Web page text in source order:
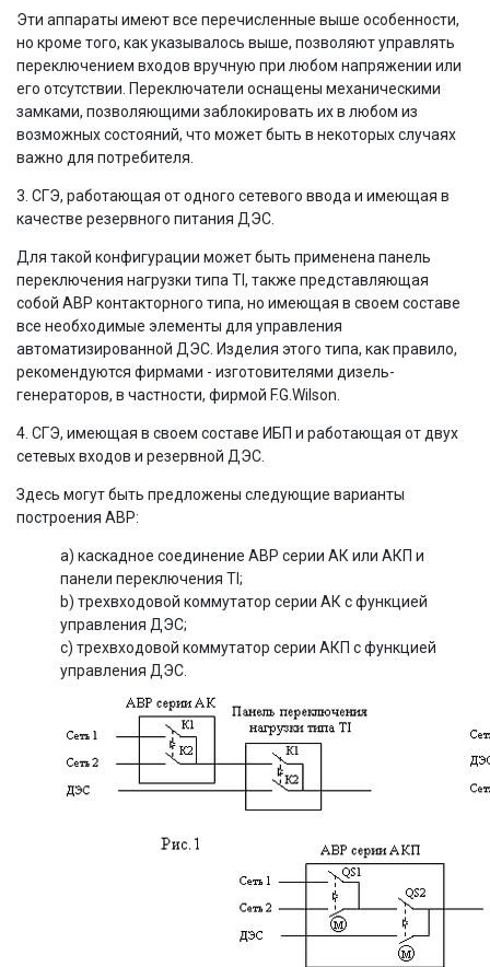
Эти аппараты имеют все перечисленные выше особенности,
но кроме того, как указывалось выше, позволяют управлять
переключением входов вручную при любом напряжении или
его отсутствии. Переключатели оснащены механическими
замками, позволяющими заблокировать их в любом из
возможных состояний, что может быть в некоторых случаях
важно для потребителя.
3. СГЭ, работающая от одного сетевого ввода и имеющая в
качестве резервного питания ДЭС.
Для такой конфигурации может быть применена панель
переключения нагрузки типа TI, также представляющая
собой АВР контакторного типа, но имеющая в своем составе
все необходимые элементы для управления
автоматизированной ДЭС. Изделия этого типа, как правило,
рекомендуются фирмами - изготовителями дизель-
генераторов, в частности, фирмой F.G.Wilson.
4. СГЭ, имеющая в своем составе ИБП и работающая от двух
сетевых входов и резервной ДЭС.
Здесь могут быть предложены следующие варианты
построения АВР:
a) каскадное соединение АВР серии АК или АКП и
панели переключения TI;
b) трехвходовой коммутатор серии АК с функцией
управления ДЭС;
c) трехвходовой коммутатор серии АКП с функцией
управления ДЭС.